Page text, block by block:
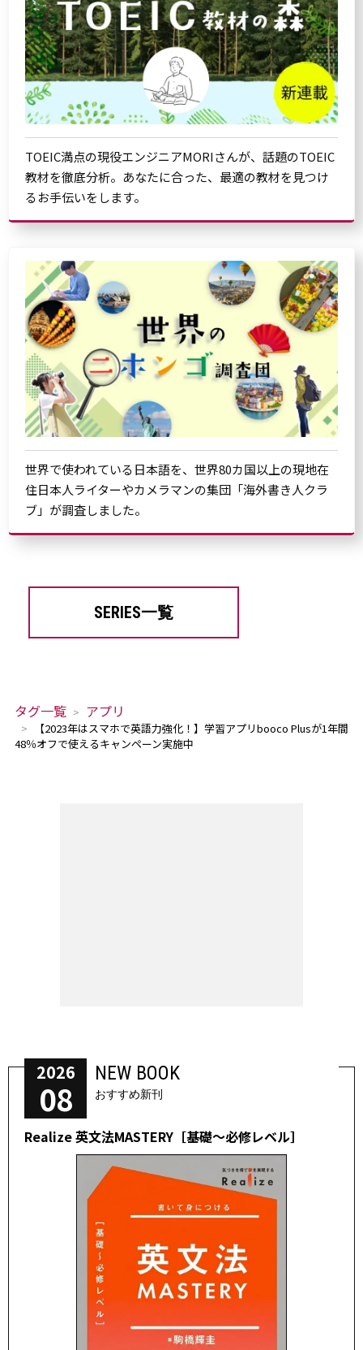
TOEIC満点の現役エンジニアMORIさんが、話題のTOEIC
教材を徹底分析。あなたに合った、最適の教材を見つけ
るお手伝いをします。
世界で使われている日本語を、世界80カ国以上の現地在
住日本人ライターやカメラマンの集団「海外書き人クラ
ブ」が調査しました。
SERIES一覧
タグ一覧 アプリ
【2023年はスマホで英語力強化！】学習アプリbooco Plusが1年間
48％オフで使えるキャンペーン実施中
2026
08
NEW BOOK
おすすめ新刊
Realize 英文法MASTERY［基礎～必修レベル］